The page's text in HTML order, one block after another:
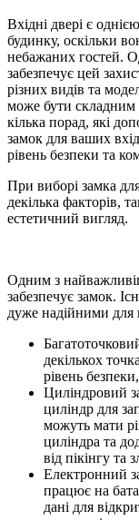
Вхідні двері є
будинку, оскільки
небажаних гостей.
забезпечує цей
різних видів та
може бути складним
кілька порад, які
замок для ваших
рівень безпеки та
При виборі замка
декілька факторів,
естетичний вигляд.
Одним з
забезпечує замок.
дуже надійними для
декількох
рівень
Циліндровий
циліндр для
можуть мати
циліндра та
від пікінгу та
Електронний
працює на
дані для